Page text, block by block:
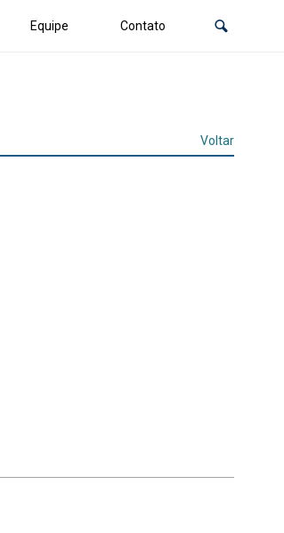
Equipe Contato
Voltar